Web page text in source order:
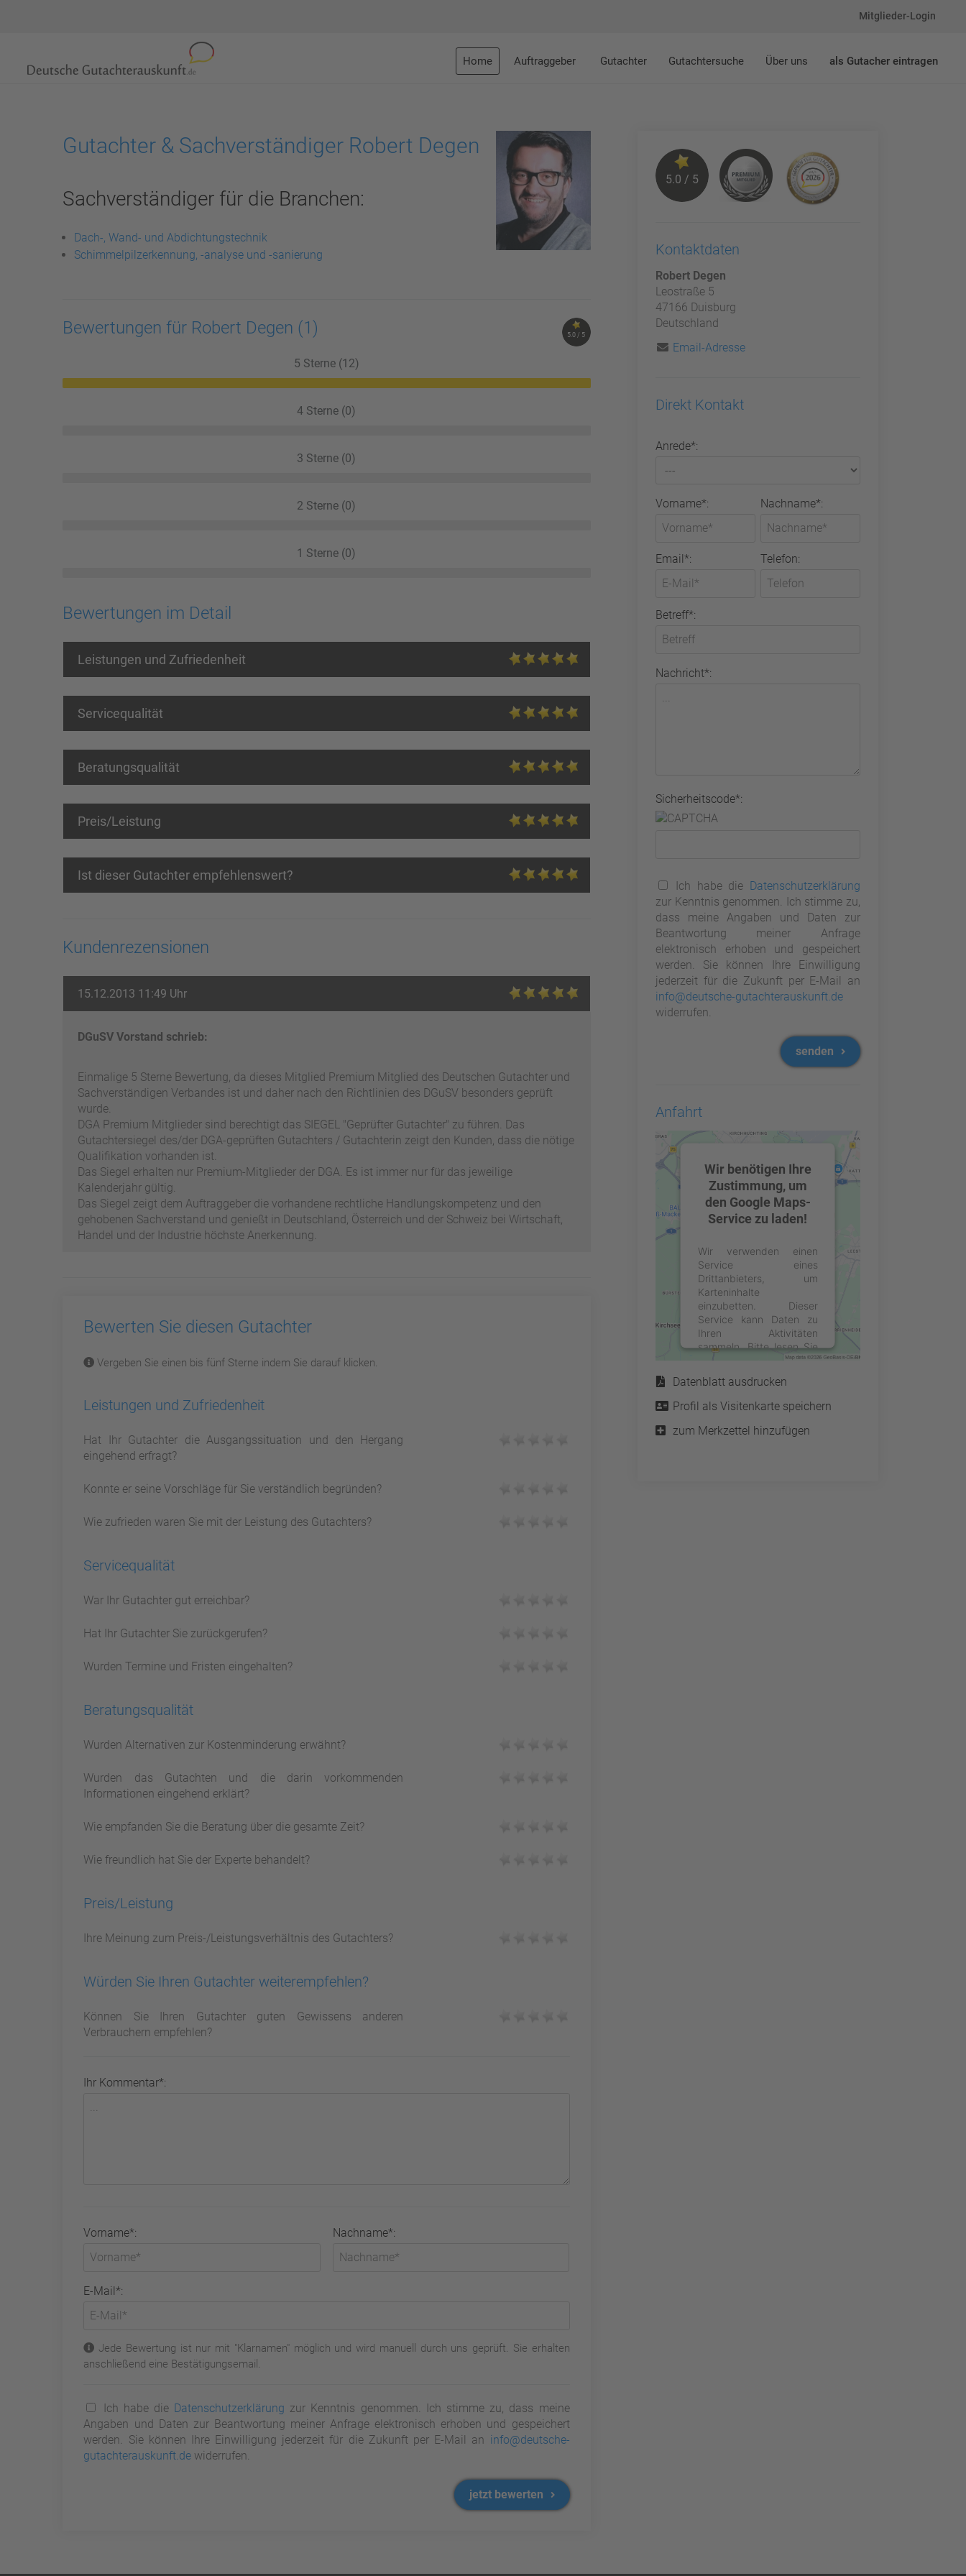
Mitglieder-Login
Home Auftraggeber Gutachter Gutachtersuche Über uns als Gutacher eintragen
Gutachter & Sachverständiger Robert Degen
Sachverständiger für die Branchen:
Dach-, Wand- und Abdichtungstechnik
Schimmelpilzerkennung, -analyse und -sanierung
5.0 / 5
Bewertungen für Robert Degen (1)
5 Sterne (12)
4 Sterne (0)
3 Sterne (0)
2 Sterne (0)
1 Sterne (0)
Bewertungen im Detail
Leistungen und Zufriedenheit
Servicequalität
Beratungsqualität
Preis/Leistung
Ist dieser Gutachter empfehlenswert?
Kundenrezensionen
15.12.2013 11:49 Uhr
DGuSV Vorstand schrieb:
Einmalige 5 Sterne Bewertung, da dieses Mitglied Premium Mitglied des Deutschen Gutachter und
Sachverständigen Verbandes ist und daher nach den Richtlinien des DGuSV besonders geprüft
wurde.
DGA Premium Mitglieder sind berechtigt das SIEGEL "Geprüfter Gutachter" zu führen. Das
Gutachtersiegel des/der DGA-geprüften Gutachters / Gutachterin zeigt den Kunden, dass die nötige
Qualifikation vorhanden ist.
Das Siegel erhalten nur Premium-Mitglieder der DGA. Es ist immer nur für das jeweilige
Kalenderjahr gültig.
Das Siegel zeigt dem Auftraggeber die vorhandene rechtliche Handlungskompetenz und den
gehobenen Sachverstand und genießt in Deutschland, Österreich und der Schweiz bei Wirtschaft,
Handel und der Industrie höchste Anerkennung.
Bewerten Sie diesen Gutachter
Vergeben Sie einen bis fünf Sterne indem Sie darauf klicken.
Leistungen und Zufriedenheit
Hat Ihr Gutachter die Ausgangssituation und den Hergang
eingehend erfragt?
Konnte er seine Vorschläge für Sie verständlich begründen?
Wie zufrieden waren Sie mit der Leistung des Gutachters?
Servicequalität
War Ihr Gutachter gut erreichbar?
Hat Ihr Gutachter Sie zurückgerufen?
Wurden Termine und Fristen eingehalten?
Beratungsqualität
Wurden Alternativen zur Kostenminderung erwähnt?
Wurden das Gutachten und die darin vorkommenden
Informationen eingehend erklärt?
Wie empfanden Sie die Beratung über die gesamte Zeit?
Wie freundlich hat Sie der Experte behandelt?
Preis/Leistung
Ihre Meinung zum Preis-/Leistungsverhältnis des Gutachters?
Würden Sie Ihren Gutachter weiterempfehlen?
Können Sie Ihren Gutachter guten Gewissens anderen
Verbrauchern empfehlen?
Ihr Kommentar*:
Vorname*: Nachname*:
E-Mail*:
Jede Bewertung ist nur mit "Klarnamen" möglich und wird manuell durch uns geprüft. Sie erhalten
anschließend eine Bestätigungsemail.
Ich habe die Datenschutzerklärung zur Kenntnis genommen. Ich stimme zu, dass meine
Angaben und Daten zur Beantwortung meiner Anfrage elektronisch erhoben und gespeichert
werden. Sie können Ihre Einwilligung jederzeit für die Zukunft per E-Mail an info@deutsche-
gutachterauskunft.de widerrufen.
jetzt bewerten
5.0 / 5
Kontaktdaten
Robert Degen
Leostraße 5
47166 Duisburg
Deutschland
Email-Adresse
Direkt Kontakt
Anrede*:
Vorname*: Nachname*:
Email*: Telefon:
Betreff*:
Nachricht*:
Sicherheitscode*:
Ich habe die Datenschutzerklärung
zur Kenntnis genommen. Ich stimme zu,
dass meine Angaben und Daten zur
Beantwortung meiner Anfrage
elektronisch erhoben und gespeichert
werden. Sie können Ihre Einwilligung
jederzeit für die Zukunft per E-Mail an
info@deutsche-gutachterauskunft.de
widerrufen.
senden
Anfahrt
Wir benötigen Ihre
Zustimmung, um
den Google Maps-
Service zu laden!
Wir verwenden einen
Service eines
Drittanbieters, um
Karteninhalte
einzubetten. Dieser
Service kann Daten zu
Ihren Aktivitäten
sammeln. Bitte lesen Sie
die Details durch und
des Service zu, um diese
Karte anzuzeigen.
Mehr Informationen
Service
Datenblatt ausdrucken
Profil als Visitenkarte speichern
zum Merkzettel hinzufügen